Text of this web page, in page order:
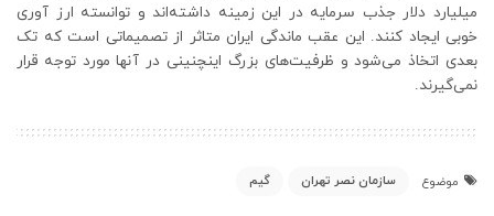
میلیارد دلار جذب سرمایه در این زمینه داشته‌اند و توانسته ارز آوری
خوبی ایجاد کنند. این عقب ماندگی ایران متاثر از تصمیماتی است که تک
بعدی اتخاذ می‌شود و ظرفیت‌های بزرگ اینچنینی در آنها مورد توجه قرار
نمی‌گیرند.
موضوع سازمان نصر تهران گیم